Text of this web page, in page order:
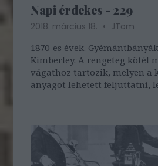
Napi érdekes - 229
2018. március 18.
JTom
1870-es évek.
Kimberley. A rengeteg kötél
vágathoz tartozik, melyen a
anyagot lehetett feljuttatni,